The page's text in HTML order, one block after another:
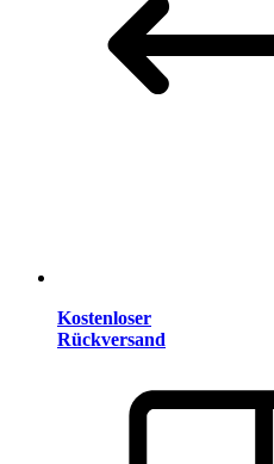
Kostenloser
Rückversand